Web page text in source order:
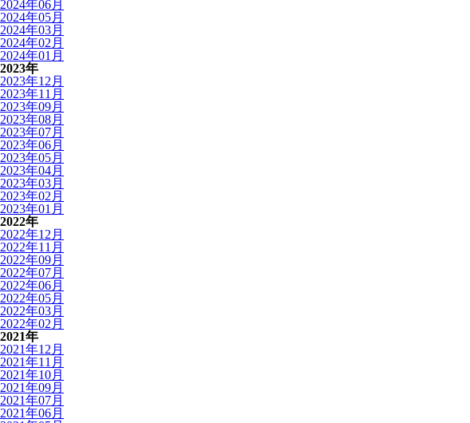
2024年06月
2024年05月
2024年03月
2024年02月
2024年01月
2023年
2023年12月
2023年11月
2023年09月
2023年08月
2023年07月
2023年06月
2023年05月
2023年04月
2023年03月
2023年02月
2023年01月
2022年
2022年12月
2022年11月
2022年09月
2022年07月
2022年06月
2022年05月
2022年03月
2022年02月
2021年
2021年12月
2021年11月
2021年10月
2021年09月
2021年07月
2021年06月